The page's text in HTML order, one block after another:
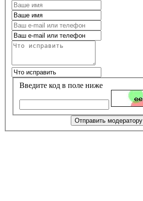
Введите код в поле ниже
Отправить модератору